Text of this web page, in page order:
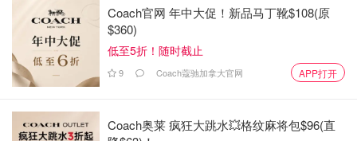
Coach官网 年中大促！新品马丁靴$108(原
$360)
低至5折！随时截止
9 Coach蔻驰加拿大官网 APP打开
Coach奥莱 疯狂大跳水💥格纹麻将包$96(直